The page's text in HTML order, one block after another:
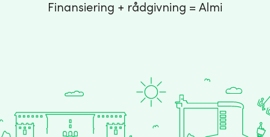
Finansiering + rådgivning = Almi